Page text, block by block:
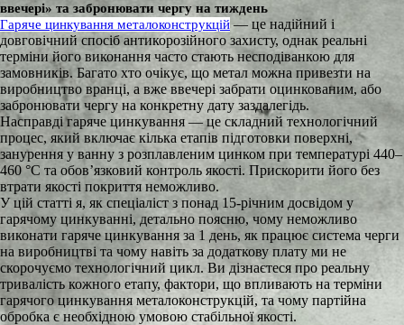
ввечері» та забронювати чергу на тиждень
Гаряче цинкування металоконструкцій— це надійний і
довговічний спосіб антикорозійного захисту, однак реальні
терміни його виконання часто стають несподіванкою для
замовників. Багато хто очікує, що метал можна привезти на
виробництво вранці, а вже ввечері забрати оцинкованим, або
забронювати чергу на конкретну дату заздалегідь.
Насправді гаряче цинкування — це складний технологічний
процес, який включає кілька етапів підготовки поверхні,
занурення у ванну з розплавленим цинком при температурі 440–
460 °C та обов’язковий контроль якості. Прискорити його без
втрати якості покриття неможливо.
У цій статті я, як спеціаліст з понад 15-річним досвідом у
гарячому цинкуванні, детально поясню, чому неможливо
виконати гаряче цинкування за 1 день, як працює система черги
на виробництві та чому навіть за додаткову плату ми не
скорочуємо технологічний цикл. Ви дізнаєтеся про реальну
тривалість кожного етапу, фактори, що впливають на терміни
гарячого цинкування металоконструкцій, та чому партійна
обробка є необхідною умовою стабільної якості.